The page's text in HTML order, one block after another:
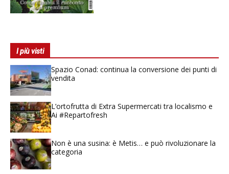
I più visti
Spazio Conad: continua la conversione dei punti di
vendita
L’ortofrutta di Extra Supermercati tra localismo e
Ai #Repartofresh
Non è una susina: è Metis… e può rivoluzionare la
categoria